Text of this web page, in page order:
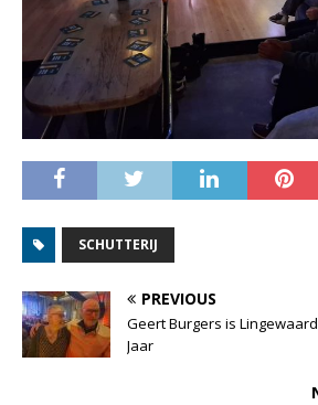
SCHUTTERIJ
PREVIOUS
Geert Burgers is
Jaar